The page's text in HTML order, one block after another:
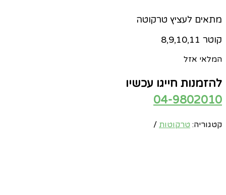
מתאים לעציץ טרקוטה
קוטר 8,9,10,11
המלאי אזל
להזמנות חייגו עכשיו
04-9802010
קטגוריה: טרקוטות